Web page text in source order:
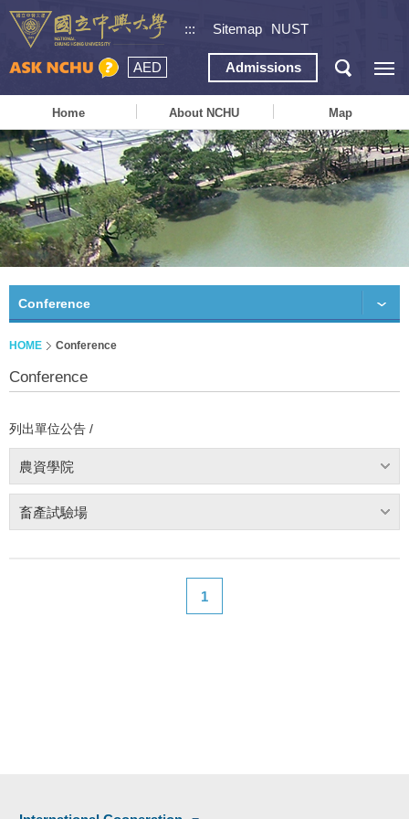
::: Sitemap NUST
AED Admissions
Home About NCHU Map
Conference
HOME Conference
Conference
列出單位公告 /
農資學院
畜產試驗場
1